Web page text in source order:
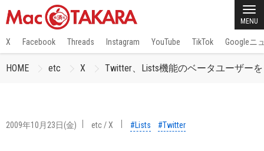
MENU
X Facebook Threads Instagram YouTube TikTok Googleニ
HOME etc X Twitter、Lists機能のベータユーザー
2009年10月23日(金) etc/X #Lists #Twitter